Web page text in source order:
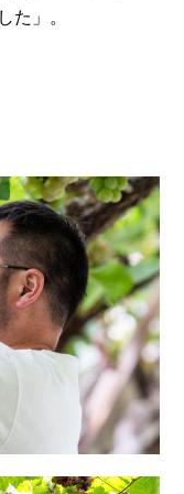
た」。